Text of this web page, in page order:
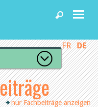
FR DE
nur Fachbeiträge anzeigen